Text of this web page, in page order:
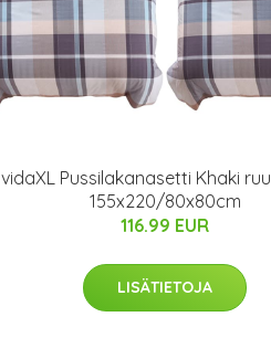
vidaXL Pussilakanasetti Khaki
155x220/80x80cm
116.99 EUR
LISÄTIETOJA